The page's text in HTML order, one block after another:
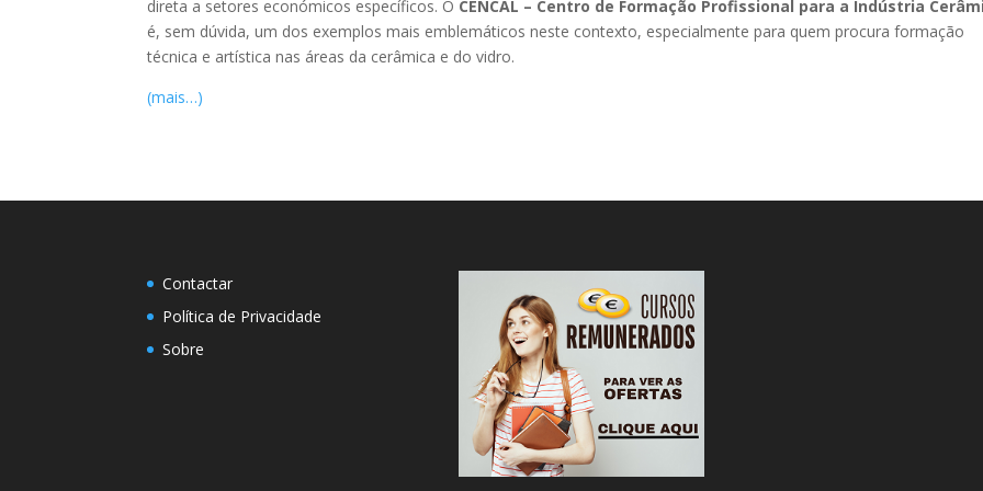
direta a setores económicos específicos. O CENCAL – Centro de Formação Profissional para a Indústria
é, sem dúvida, um dos exemplos mais emblemáticos neste contexto, especialmente para quem procura formação
técnica e artística nas áreas da cerâmica e do vidro.
(mais…)
Contactar
Política de Privacidade
Sobre